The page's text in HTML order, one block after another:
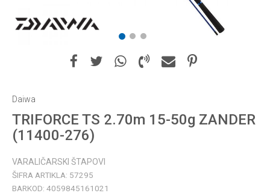
1 2 3
Daiwa
TRIFORCE TS 2.70m 15-50g ZANDER
(11400-276)
VARALIČARSKI ŠTAPOVI
ŠIFRA ARTIKLA: 57295
BARKOD: 4059845161021